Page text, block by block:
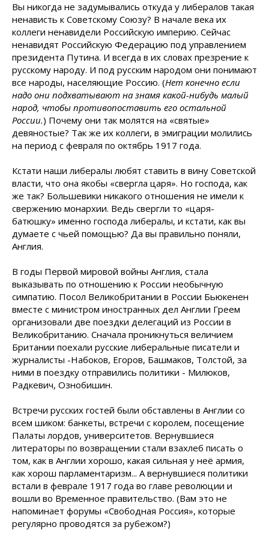
Вы никогда не задумывались откуда у либералов такая
ненависть к Советскому Союзу? В начале века их
коллеги ненавидели Российскую империю. Сейчас
ненавидят Российскую Федерацию под управлением
президента Путина. И всегда в их словах презрение к
русскому народу. И под русским народом они понимают
все народы, населяющие Россию. (Нет конечно если
надо они подхватывают на знамя какой-нибудь малый
народ, чтобы противопоставить его остальной
России.) Почему они так молятся на «святые»
девяностые? Так же их коллеги, в эмиграции молились
на период с февраля по октябрь 1917 года.
Кстати наши либералы любят ставить в вину Советской
власти, что она якобы «свергла царя». Но господа, как
же так? Большевики никакого отношения не имели к
свержению монархии. Ведь свергли то «царя-
батюшку» именно господа либералы, и кстати, как вы
думаете с чьей помощью? Да вы правильно поняли,
Англия.
В годы Первой мировой войны Англия, стала
выказывать по отношению к России необычную
симпатию. Посол Великобритании в России Бьюкенен
вместе с министром иностранных дел Англии Греем
организовали две поездки делегаций из России в
Великобританию. Сначала проникнуться величием
Британии поехали русские либеральные писатели и
журналисты -Набоков, Егоров, Башмаков, Толстой, за
ними в поездку отправились политики - Милюков,
Радкевич, Ознобишин.
Встречи русских гостей были обставлены в Англии со
всем шиком: банкеты, встречи с королем, посещение
Палаты лордов, университетов. Вернувшиеся
литераторы по возвращении стали взахлеб писать о
том, как в Англии хорошо, какая сильная у неё армия,
как хорош парламентаризм... А вернувшиеся политики
встали в феврале 1917 года во главе революции и
вошли во Временное правительство. (Вам это не
напоминает форумы «Свободная Россия», которые
регулярно проводятся за рубежом?)